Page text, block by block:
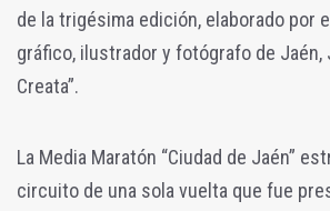
de la trigésima edición, elaborado por
gráfico, ilustrador y fotógrafo de Jaén,
Creata”.
La Media Maratón “Ciudad de Jaén”
circuito de una sola vuelta que fue